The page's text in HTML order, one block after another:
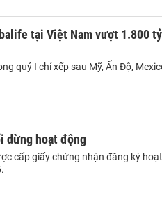
tại Việt Nam vượt 1.800 tỷ
quý I chỉ xếp sau Mỹ, Ấn Độ,
dừng hoạt động
cấp giấy chứng nhận đăng ký hoạt